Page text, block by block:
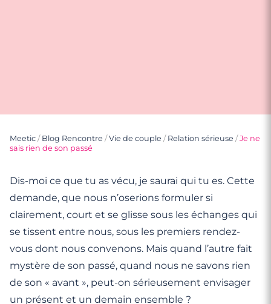
Meetic / Blog Rencontre /Vie de couple / Relation sérieuse /Je ne
sais rien de son passé
Dis-moi ce que tu as vécu, je saurai qui tu es. Cette
demande, que nous n’oserions formuler si
clairement, court et se glisse sous les échanges qui
se tissent entre nous, sous les premiers rendez-
vous dont nous convenons. Mais quand l’autre fait
mystère de son passé, quand nous ne savons rien
de son « avant », peut-on sérieusement envisager
un présent et un demain ensemble ?